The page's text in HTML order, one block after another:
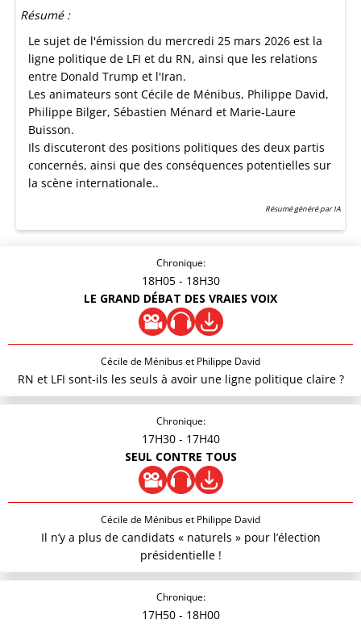
Résumé :
Le sujet de l'émission du mercredi 25 mars 2026 est la
ligne politique de LFI et du RN, ainsi que les relations
entre Donald Trump et l'Iran.
Les animateurs sont Cécile de Ménibus, Philippe David,
Philippe Bilger, Sébastien Ménard et Marie-Laure
Buisson.
Ils discuteront des positions politiques des deux partis
concernés, ainsi que des conséquences potentielles sur
la scène internationale..
Résumé généré par IA
Chronique:
18H05 - 18H30
LE GRAND DÉBAT DES VRAIES VOIX
Cécile de Ménibus et Philippe David
RN et LFI sont-ils les seuls à avoir une ligne politique claire ?
Chronique:
17H30 - 17H40
SEUL CONTRE TOUS
Cécile de Ménibus et Philippe David
Il n’y a plus de candidats « naturels » pour l’élection
présidentielle !
Chronique:
17H50 - 18H00